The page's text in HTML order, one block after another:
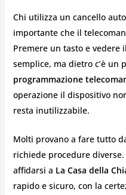
Chi utilizza un cancello
importante che il
Premere un tasto e vedere
semplice, ma dietro c’è un
programmazione
operazione il dispositivo
resta inutilizzabile.
Molti provano a fare tutto
richiede procedure
affidarsi a La Casa della
rapido e sicuro, con la